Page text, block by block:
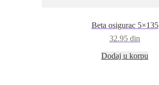
Beta osigurac 5×135
32.95 din
Dodaj u korpu